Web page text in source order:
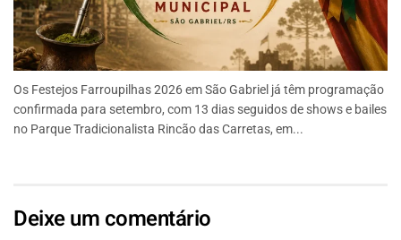
Os Festejos Farroupilhas 2026 em São Gabriel já têm programação
confirmada para setembro, com 13 dias seguidos de shows e bailes
no Parque Tradicionalista Rincão das Carretas, em...
Deixe um comentário